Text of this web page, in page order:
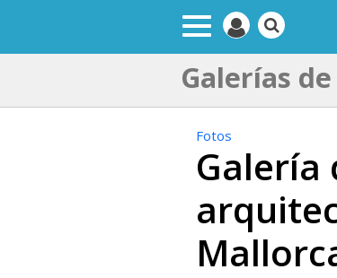
Galerías
Fotos
Galería